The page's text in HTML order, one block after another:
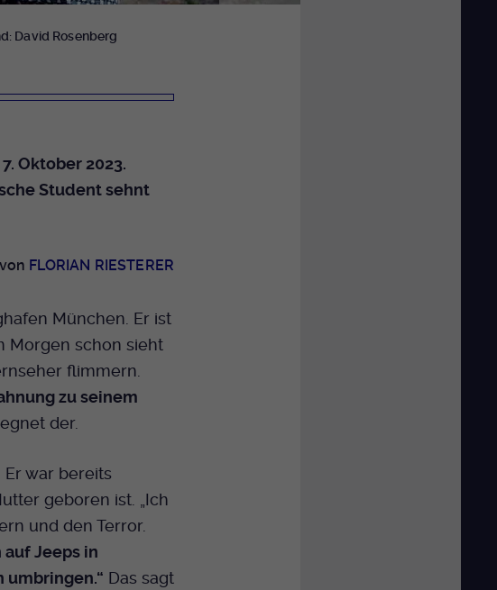
David Rosenberg
Oktober 2023.
Student sehnt
von FLORIAN RIESTERER
München. Er ist
Morgen schon sieht
flimmern.
zu seinem
der.
Er war bereits
geboren ist. „Ich
und den Terror.
Jeeps in
umbringen.“ Das sagt
darf.
wird.